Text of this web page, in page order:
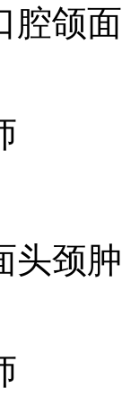
腔颌
头颈